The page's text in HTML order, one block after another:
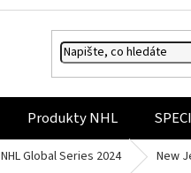
Produkty NHL
NHL Global Series 2024 New